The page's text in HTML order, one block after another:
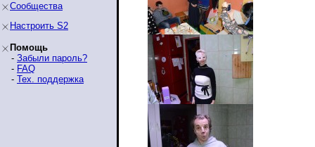
Сообщества
Настроить S2
Помощь
- Забыли пароль?
- FAQ
- Тех. поддержка